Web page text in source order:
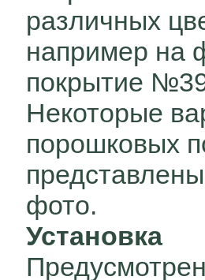
различных
например на
покрытие
Некоторые
порошковых
фото.
Установка